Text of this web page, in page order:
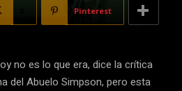
Pinterest
no es lo que era, dice la crítica
del Abuelo Simpson, pero esta